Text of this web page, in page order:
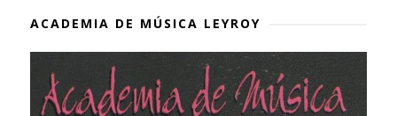
ACADEMIA DE MÚSICA LEYROY